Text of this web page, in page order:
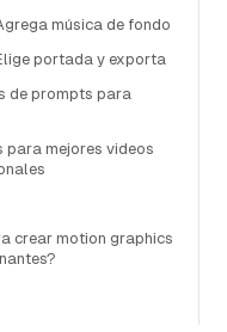
música de fondo
portada y exporta
de prompts para
para mejores videos
crear motion graphics